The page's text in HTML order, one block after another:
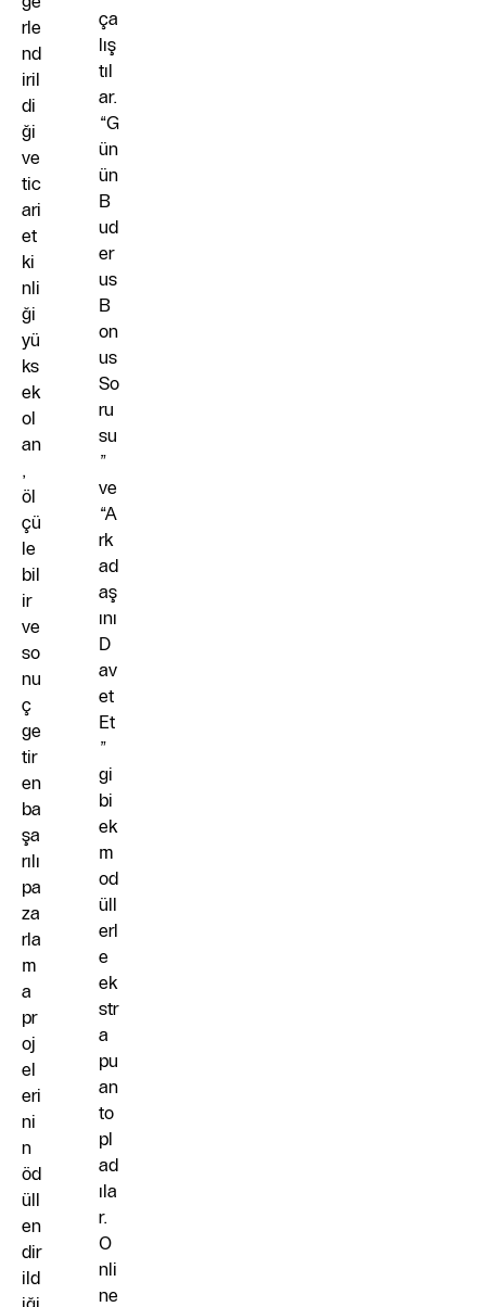
rle
nd
iril
di
ği
ve
tic
ari
et
ki
nli
ği
yü
ks
ek
ol
an
,
öl
çü
le
bil
ir
ve
so
nu
ç
ge
tir
en
ba
şa
rılı
pa
za
rla
m
a
pr
oj
el
eri
ni
n
öd
üll
en
dir
ild
ça
lış
tıl
ar.
“G
ün
ün
B
ud
er
us
B
on
us
So
ru
su
”
ve
“A
rk
ad
aş
ını
D
av
et
Et
”
gi
bi
ek
m
od
üll
erl
e
ek
str
a
pu
an
to
pl
ad
ıla
r.
O
nli
ne